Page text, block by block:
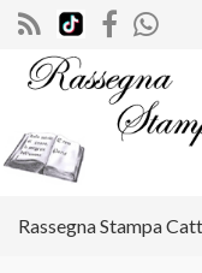
Search for:
Rassegna Stampa